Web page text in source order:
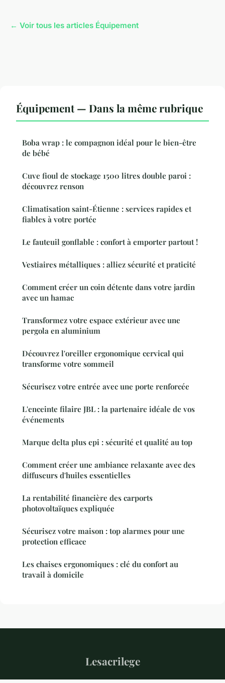
← Voir tous les articles Équipement
Équipement — Dans la même rubrique
Boba wrap : le compagnon idéal pour le bien-être
de bébé
Cuve fioul de stockage 1500 litres double paroi :
découvrez renson
Climatisation saint-Étienne : services rapides et
fiables à votre portée
Le fauteuil gonflable : confort à emporter partout !
Vestiaires métalliques : alliez sécurité et praticité
Comment créer un coin détente dans votre jardin
avec un hamac
Transformez votre espace extérieur avec une
pergola en aluminium
Découvrez l'oreiller ergonomique cervical qui
transforme votre sommeil
Sécurisez votre entrée avec une porte renforcée
L'enceinte filaire JBL : la partenaire idéale de vos
événements
Marque delta plus epi : sécurité et qualité au top
Comment créer une ambiance relaxante avec des
diffuseurs d'huiles essentielles
La rentabilité financière des carports
photovoltaïques expliquée
Sécurisez votre maison : top alarmes pour une
protection efficace
Les chaises ergonomiques : clé du confort au
travail à domicile
Lesacrilege